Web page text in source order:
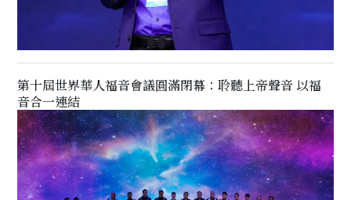
第十屆世界華人福音會議圓滿閉幕：聆聽上帝聲音 以福
音合一連結